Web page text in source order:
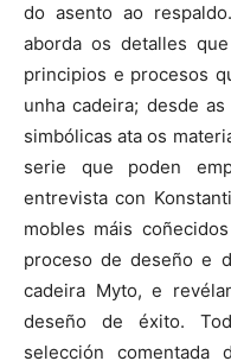
do asento ao
aborda os detalles
principios e procesos
unha cadeira; desde
simbólicas ata os
serie que poden
entrevista con
mobles máis
proceso de deseño e
cadeira Myto, e
deseño de éxito.
selección comentada